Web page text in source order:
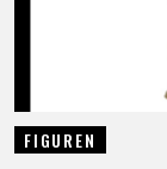
FIGUREN